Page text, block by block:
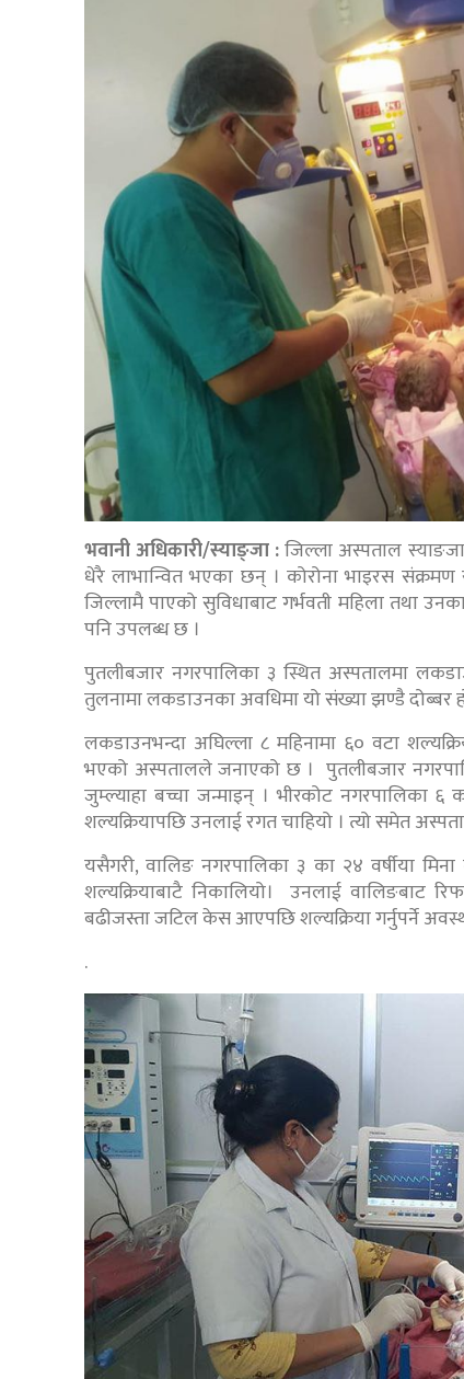
भवानी अधिकारी/स्याङ्जा :जिल्ला अस्पताल
धेरै लाभान्वित भएका छन् । कोरोना भाइरस
जिल्लामै पाएको सुविधाबाट गर्भवती महिला तथा
पनि उपलब्ध छ ।
पुतलीबजार नगरपालिका ३ स्थित अस्पतालमा
तुलनामा लकडाउनका अवधिमा यो संख्या झण्डै दोब्बर
लकडाउनभन्दा अघिल्ला ८ महिनामा ६० वटा
भएको अस्पतालले जनाएको छ । पुतलीबजार
जुम्ल्याहा बच्चा जन्माइन् । भीरकोट नगरपालिका ६
शल्यक्रियापछि उनलाई रगत चाहियो । त्यो समेत
यसैगरी, वालिङ नगरपालिका ३ का २४ वर्षीया
शल्यक्रियाबाटै निकालियो। उनलाई वालिङबाट
बढीजस्ता जटिल केस आएपछि शल्यक्रिया गर्नुपर्ने
.